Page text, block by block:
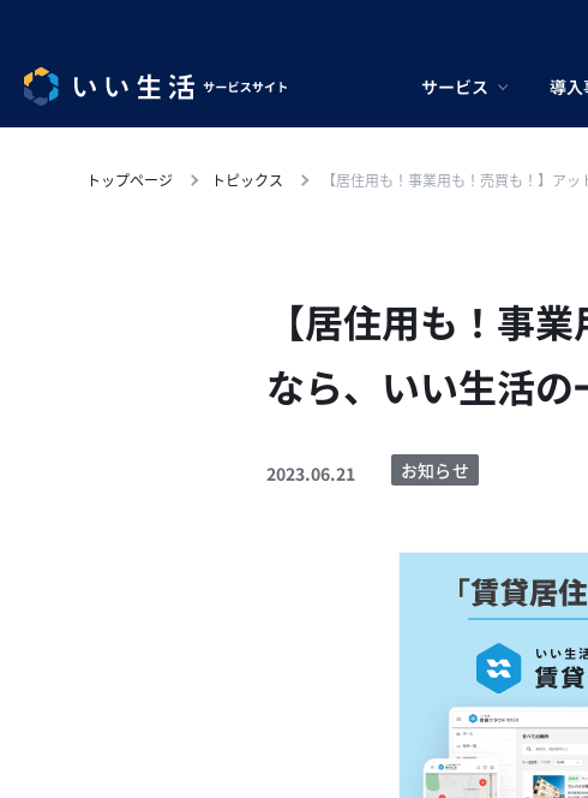
サービス 導入
トップページ トピックス 【居住用も！事業用も！売買も！】ア
【居住用も！事
なら、いい生活
2023.06.21 お知らせ